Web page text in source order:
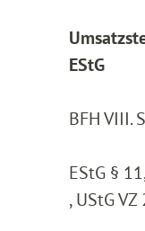
EStG
BFH VIII.
EStG §
, UStG